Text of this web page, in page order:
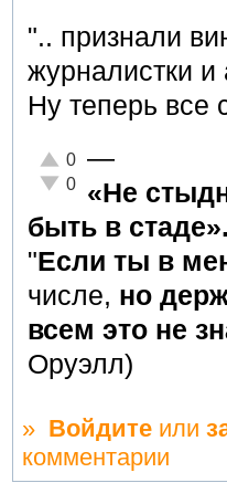
".. признали
журналистки и
Ну теперь все
Отлично!
0
Неадекватно!
0
—
«Не
быть в
"Если ты в
числе, но
всем это не
Оруэлл)
» Войдите или
комментарии